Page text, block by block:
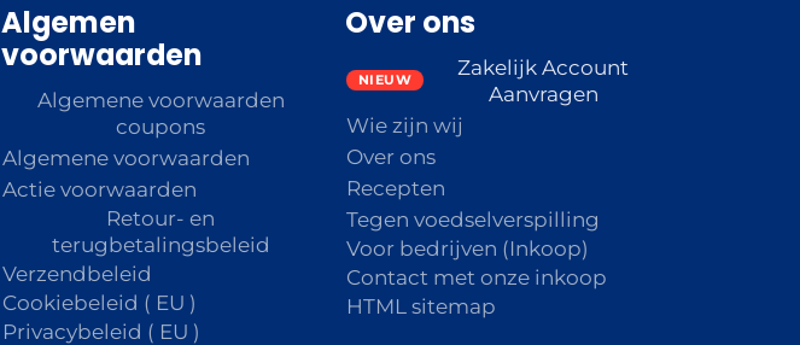
Algemen
voorwaarden
Algemene voorwaarden
coupons
Algemene voorwaarden
Actie voorwaarden
Retour- en
terugbetalingsbeleid
Verzendbeleid
Cookiebeleid ( EU )
Privacybeleid ( EU )
Over ons
Zakelijk Account
Aanvragen
Wie zijn wij
Over ons
Recepten
Tegen voedselverspilling
Voor bedrijven (Inkoop)
Contact met onze inkoop
HTML sitemap